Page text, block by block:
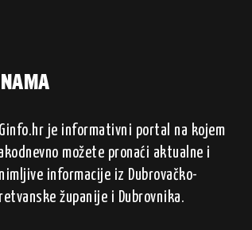
je informativni portal na kojem
možete pronaći aktualne i
informacije iz Dubrovačko-
županije i Dubrovnika.